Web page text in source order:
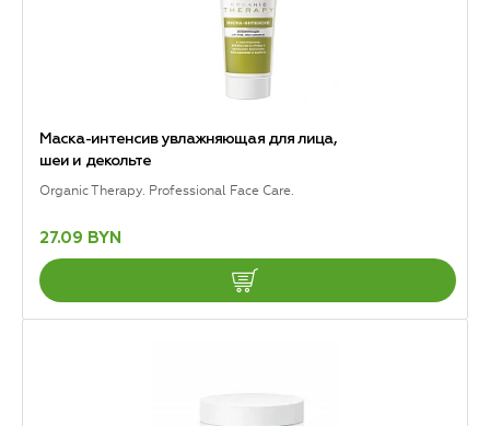
Маска-интенсив увлажняющая для лица,
шеи и декольте
Organic Therapy. Professional Face Care.
27.09 BYN